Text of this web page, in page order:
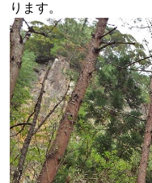
ります。